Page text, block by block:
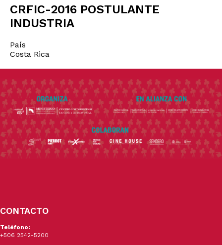
CRFIC-2016 POSTULANTE
INDUSTRIA
País
Costa Rica
CONTACTO
Teléfono:
+506 2542-5200